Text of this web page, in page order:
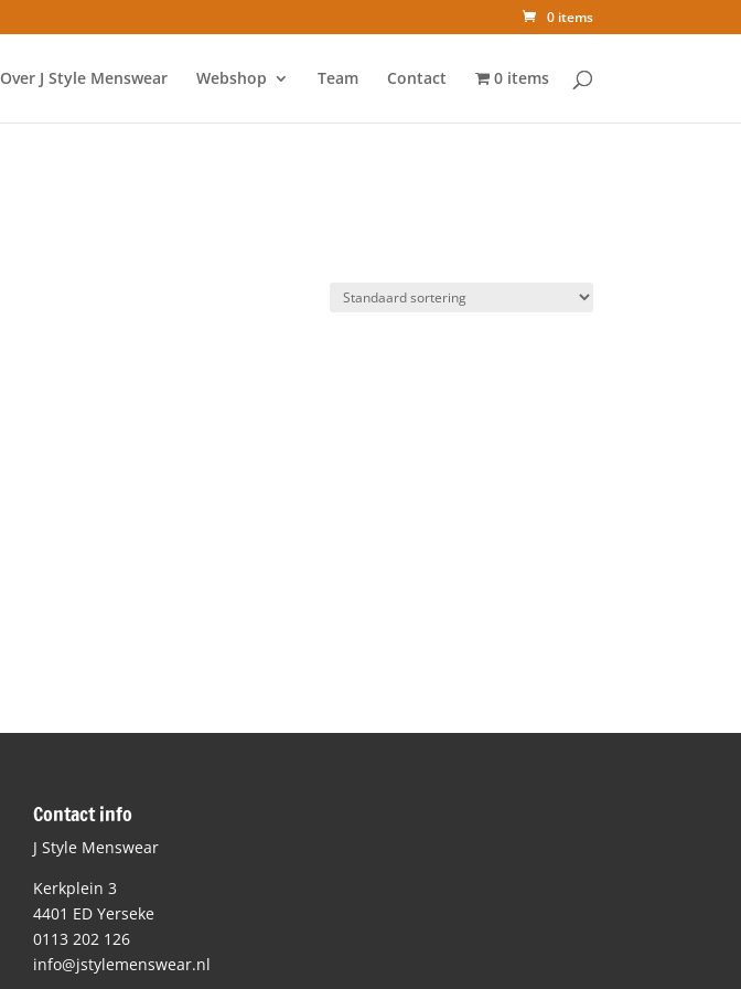
0 items
Over J Style Menswear Webshop Team Contact 0 items
Contact info
J Style Menswear
Kerkplein 3
4401 ED Yerseke
0113 202 126
info@jstylemenswear.nl